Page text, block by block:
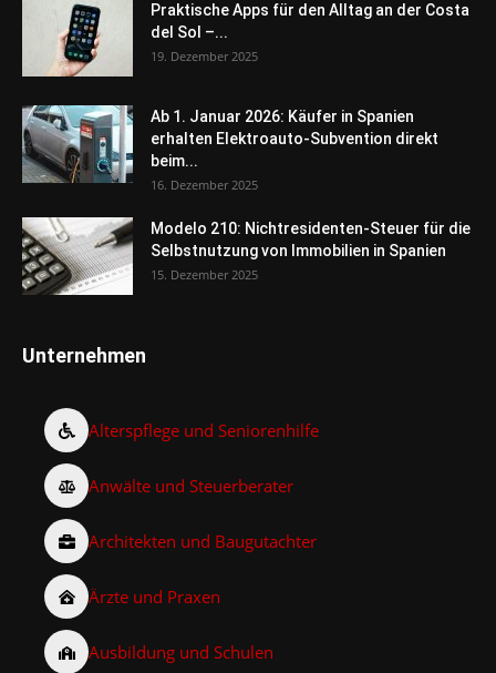
Praktische Apps für den Alltag an der Costa
del Sol –...
19. Dezember 2025
Ab 1. Januar 2026: Käufer in Spanien
erhalten Elektroauto-Subvention direkt
beim...
16. Dezember 2025
Modelo 210: Nichtresidenten-Steuer für die
Selbstnutzung von Immobilien in Spanien
15. Dezember 2025
Unternehmen
Alterspflege und Seniorenhilfe
Anwälte und Steuerberater
Architekten und Baugutachter
Ärzte und Praxen
Ausbildung und Schulen